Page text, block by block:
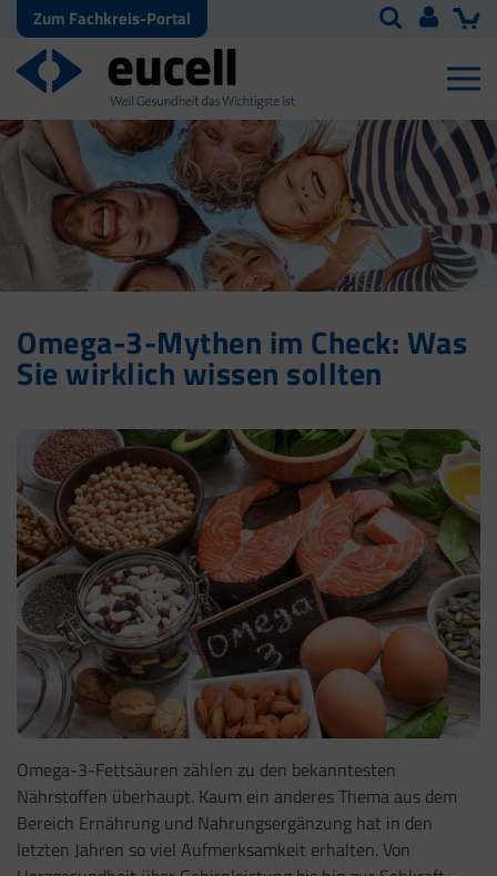
Zum Fachkreis-Portal
Omega-3-Mythen im Check: Was
Sie wirklich wissen sollten
Omega-3-Fettsäuren zählen zu den bekanntesten
Nährstoffen überhaupt. Kaum ein anderes Thema aus dem
Bereich Ernährung und Nahrungsergänzung hat in den
letzten Jahren so viel Aufmerksamkeit erhalten. Von